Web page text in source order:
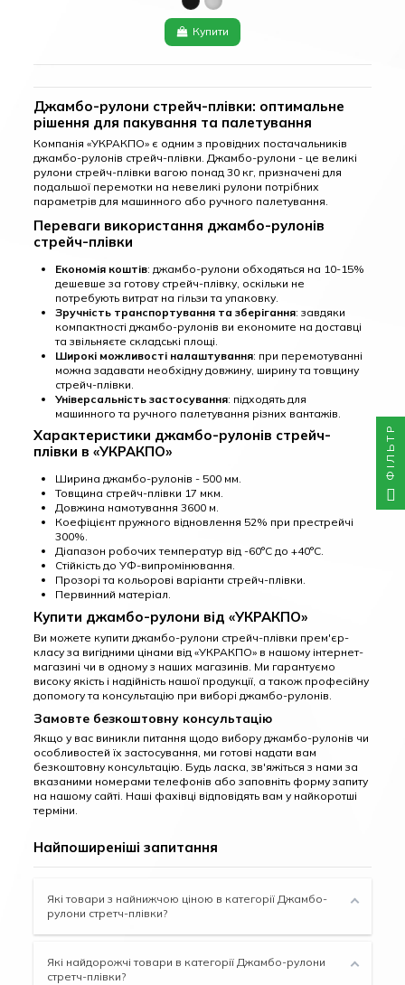
Купити
Джамбо-рулони стрейч-плівки: оптимальне
рішення для пакування та палетування
Компанія «УКРАКПО» є одним з провідних постачальників
джамбо-рулонів стрейч-плівки. Джамбо-рулони - це великі
рулони стрейч-плівки вагою понад 30 кг, призначені для
подальшої перемотки на невеликі рулони потрібних
параметрів для машинного або ручного палетування.
Переваги використання джамбо-рулонів
стрейч-плівки
Економія коштів: джамбо-рулони обходяться на 10-15%
дешевше за готову стрейч-плівку, оскільки не
потребують витрат на гільзи та упаковку.
Зручність транспортування та зберігання: завдяки
компактності джамбо-рулонів ви економите на доставці
та звільняєте складські площі.
Широкі можливості налаштування: при перемотуванні
можна задавати необхідну довжину, ширину та товщину
стрейч-плівки.
Універсальність застосування: підходять для
машинного та ручного палетування різних вантажів.
Характеристики джамбо-рулонів стрейч-
плівки в «УКРАКПО»
Ширина джамбо-рулонів - 500 мм.
Товщина стрейч-плівки 17 мкм.
Довжина намотування 3600 м.
Коефіцієнт пружного відновлення 52% при престрейчі
300%.
Діапазон робочих температур від -60°С до +40°С.
Стійкість до УФ-випромінювання.
Прозорі та кольорові варіанти стрейч-плівки.
Первинний матеріал.
Купити джамбо-рулони від «УКРАКПО»
Ви можете купити джамбо-рулони стрейч-плівки прем'єр-
класу за вигідними цінами від «УКРАКПО» в нашому інтернет-
магазині чи в одному з наших магазинів. Ми гарантуємо
високу якість і надійність нашої продукції, а також професійну
допомогу та консультацію при виборі джамбо-рулонів.
Замовте безкоштовну консультацію
Якщо у вас виникли питання щодо вибору джамбо-рулонів чи
особливостей їх застосування, ми готові надати вам
безкоштовну консультацію. Будь ласка, зв'яжіться з нами за
вказаними номерами телефонів або заповніть форму запиту
на нашому сайті. Наші фахівці відповідять вам у найкоротші
терміни.
Найпоширеніші запитання
Які товари з найнижчою ціною в категорії Джамбо-
рулони стретч-плівки?
Які найдорожчі товари в категорії Джамбо-рулони
стретч-плівки?
ФІЛЬТР